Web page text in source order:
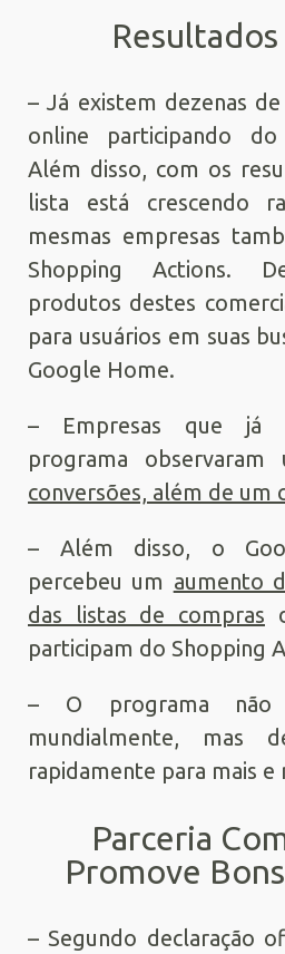
– Já existem dezenas
online participando do
Além disso, com os
lista está crescendo
mesmas empresas
Shopping Actions.
produtos destes
para usuários em suas
Google Home.
– Empresas que já
programa observaram
conversões, além de um
– Além disso, o
percebeu um aumento
das listas de compras
participam do Shopping
– O programa não
mundialmente, mas
rapidamente para mais e
Parceria
Promove
– Segundo declaração